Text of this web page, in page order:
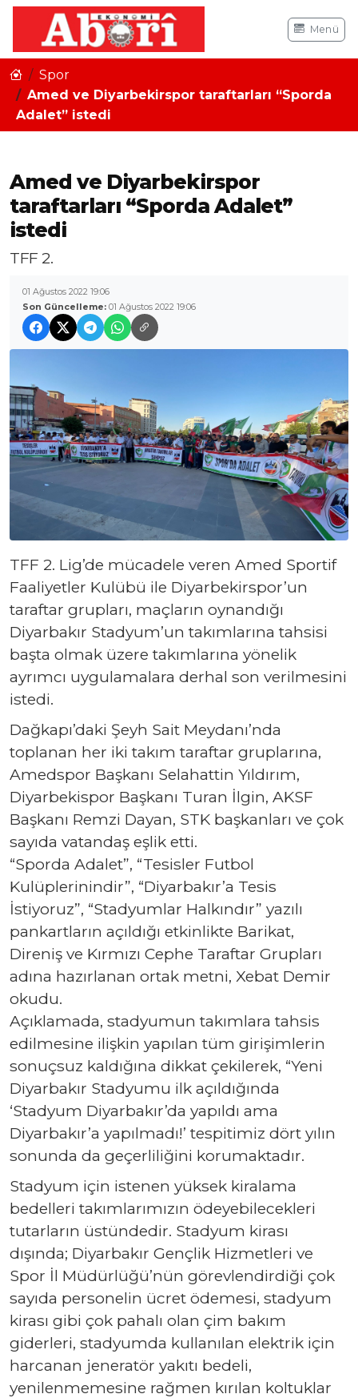
Menü
Spor
Amed ve Diyarbekirspor taraftarları “Sporda
Adalet” istedi
Amed ve Diyarbekirspor
taraftarları “Sporda Adalet”
istedi
TFF 2.
01 Ağustos 2022 19:06
Son Güncelleme: 01 Ağustos 2022 19:06
TFF 2. Lig’de mücadele veren Amed Sportif
Faaliyetler Kulübü ile Diyarbekirspor’un
taraftar grupları, maçların oynandığı
Diyarbakır Stadyum’un takımlarına tahsisi
başta olmak üzere takımlarına yönelik
ayrımcı uygulamalara derhal son verilmesini
istedi.
Dağkapı’daki Şeyh Sait Meydanı’nda
toplanan her iki takım taraftar gruplarına,
Amedspor Başkanı Selahattin Yıldırım,
Diyarbekispor Başkanı Turan İlgin, AKSF
Başkanı Remzi Dayan, STK başkanları ve çok
sayıda vatandaş eşlik etti.
“Sporda Adalet”, “Tesisler Futbol
Kulüplerinindir”, “Diyarbakır’a Tesis
İstiyoruz”, “Stadyumlar Halkındır” yazılı
pankartların açıldığı etkinlikte Barikat,
Direniş ve Kırmızı Cephe Taraftar Grupları
adına hazırlanan ortak metni, Xebat Demir
okudu.
Açıklamada, stadyumun takımlara tahsis
edilmesine ilişkin yapılan tüm girişimlerin
sonuçsuz kaldığına dikkat çekilerek, “Yeni
Diyarbakır Stadyumu ilk açıldığında
‘Stadyum Diyarbakır’da yapıldı ama
Diyarbakır’a yapılmadı!’ tespitimiz dört yılın
sonunda da geçerliliğini korumaktadır.
Stadyum için istenen yüksek kiralama
bedelleri takımlarımızın ödeyebilecekleri
tutarların üstündedir. Stadyum kirası
dışında; Diyarbakır Gençlik Hizmetleri ve
Spor İl Müdürlüğü’nün görevlendirdiği çok
sayıda personelin ücret ödemesi, stadyum
kirası gibi çok pahalı olan çim bakım
giderleri, stadyumda kullanılan elektrik için
harcanan jeneratör yakıtı bedeli,
yenilenmemesine rağmen kırılan koltuklar